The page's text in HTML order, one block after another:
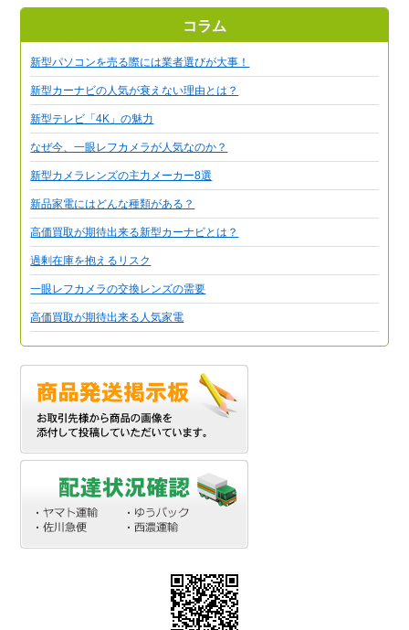
コラム
新型パソコンを売る際には業者選びが大事！
新型カーナビの人気が衰えない理由とは？
新型テレビ「4K」の魅力
なぜ今、一眼レフカメラが人気なのか？
新型カメラレンズの主力メーカー8選
新品家電にはどんな種類がある？
高価買取が期待出来る新型カーナビとは？
過剰在庫を抱えるリスク
一眼レフカメラの交換レンズの需要
高価買取が期待出来る人気家電